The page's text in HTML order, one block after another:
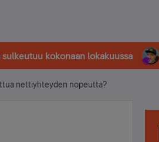
kokonaan lokakuussa
nettiyhteyden nopeutta?